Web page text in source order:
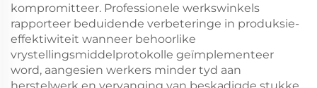
kompromitteer. Professionele werkswinkels
rapporteer beduidende verbeteringe in produksie-
effektiwiteit wanneer behoorlike
vrystellingsmiddelprotokolle geïmplementeer
word, aangesien werkers minder tyd aan